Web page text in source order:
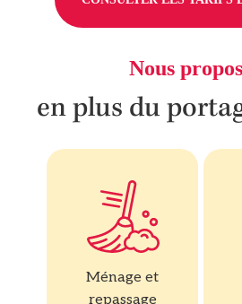
Nous
en plus du
Ménage et
repassage